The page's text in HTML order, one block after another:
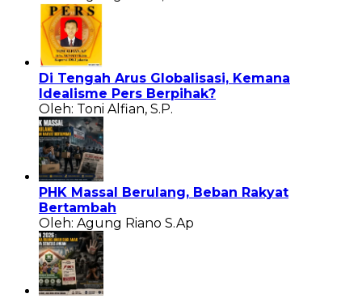
Di Tengah Arus Globalisasi, Kemana
Idealisme Pers Berpihak?
Oleh: Toni Alfian, S.P.
PHK Massal Berulang, Beban Rakyat
Bertambah
Oleh: Agung Riano S.Ap